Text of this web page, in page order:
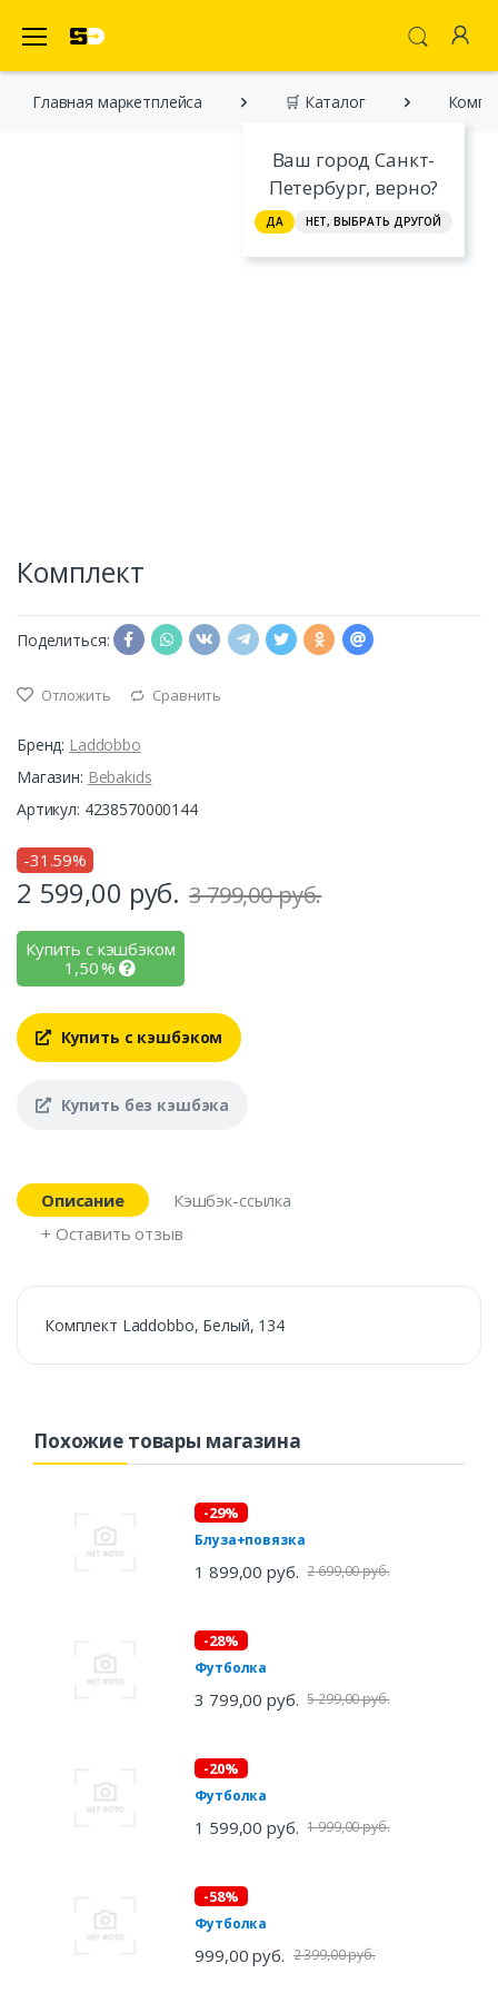
Ваш город Санкт-
Петербург, верно?
ДА НЕТ, ВЫБРАТЬ ДРУГОЙ
Главная марĸетплейса 🛒 Каталог
Комплект
Поделиться:
Отложить Сравнить
Бренд: Laddobbo
Магазин: Bebakids
Артикул: 4238570000144
-31.59%
2 599,00 руб. 3 799,00 руб.
Купить с кэшбэком
1,50%
Купить с кэшбэком
Купить без кэшбэка
Описание
Кэшбэк-ссылка
+ Оставить отзыв
Комплект Laddobbo, Белый, 134
Похожие товары магазина
-29%
Блуза+повязка
1 899,00 руб. 2 699,00 руб.
-28%
Футболка
3 799,00 руб. 5 299,00 руб.
-20%
Футболка
1 599,00 руб. 1 999,00 руб.
-58%
Футболка
999,00 руб. 2 399,00 руб.